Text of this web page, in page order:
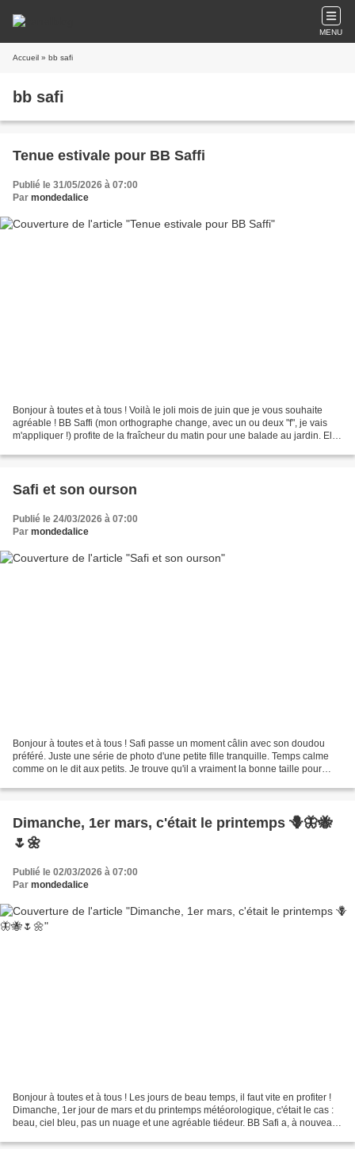
MENU
Accueil » bb safi
bb safi
Tenue estivale pour BB Saffi
Publié le 31/05/2026 à 07:00
Par mondedalice
Bonjour à toutes et à tous ! Voilà le joli mois de juin que je vous souhaite
agréable ! BB Saffi (mon orthographe change, avec un ou deux "f", je vais
m'appliquer !) profite de la fraîcheur du matin pour une balade au jardin. Elle
Safi et son ourson
Publié le 24/03/2026 à 07:00
Par mondedalice
Bonjour à toutes et à tous ! Safi passe un moment câlin avec son doudou
préféré. Juste une série de photo d'une petite fille tranquille. Temps calme
comme on le dit aux petits. Je trouve qu'il a vraiment la bonne taille pour
Dimanche, 1er mars, c'était le printemps 🪻🦋🐝
🌷🌼
Publié le 02/03/2026 à 07:00
Par mondedalice
Bonjour à toutes et à tous ! Les jours de beau temps, il faut vite en profiter !
Dimanche, 1er jour de mars et du printemps météorologique, c'était le cas :
beau, ciel bleu, pas un nuage et une agréable tiédeur. BB Safi a, à nouveau,